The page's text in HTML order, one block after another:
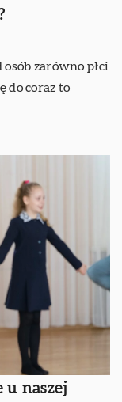
zarówno płci
do coraz to
u naszej